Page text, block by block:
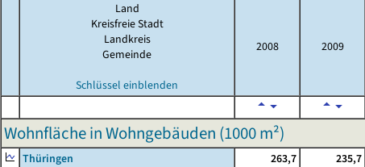
Land
Kreisfreie Stadt
Landkreis
Gemeinde
Schlüssel einblenden
2008 2009
Wohnfläche in Wohngebäuden (1000 m²)
Thüringen 263,7 235,7